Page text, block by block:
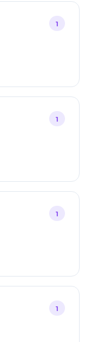
1
1
1
1